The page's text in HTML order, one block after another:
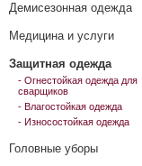
Демисезонная одежда
Медицина и услуги
Защитная одежда
- Огнестойкая одежда для
сварщиков
- Влагостойкая одежда
- Износостойкая одежда
Головные уборы